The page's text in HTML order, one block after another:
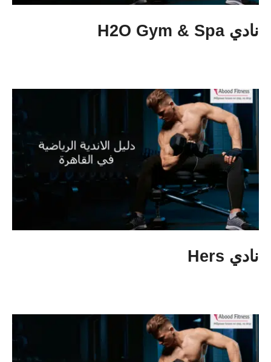
نادي H2O Gym & Spa
نادي Hers